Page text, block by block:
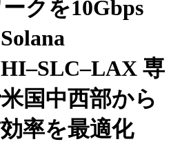
クを10Gbps
専
国中西部から
率を最適化